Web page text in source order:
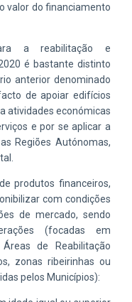
valor do financiamento
a reabilitação e
é bastante distinto
anterior denominado
de apoiar edifícios
atividades económicas
e por se aplicar a
Regiões Autónomas,
produtos financeiros,
com condições
de mercado, sendo
(focadas em
de Reabilitação
zonas ribeirinhas ou
pelos Municípios):